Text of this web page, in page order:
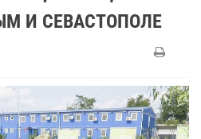
И СЕВАСТОПОЛЕ